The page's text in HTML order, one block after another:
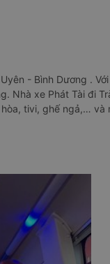
- Bình Dương .
Nhà xe Phát Tài đi
tivi, ghế ngả,…